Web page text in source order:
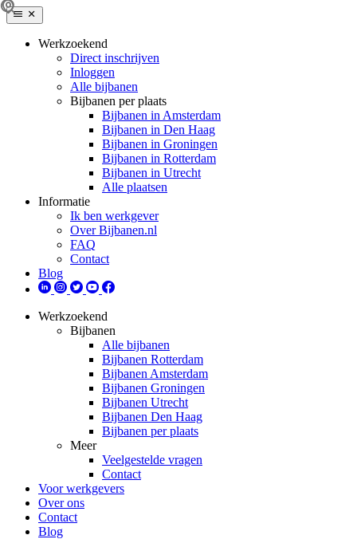
Werkzoekend
Direct inschrijven
Inloggen
Alle bijbanen
Bijbanen per plaats
Bijbanen in Amsterdam
Bijbanen in Den Haag
Bijbanen in Groningen
Bijbanen in Rotterdam
Bijbanen in Utrecht
Alle plaatsen
Informatie
Ik ben werkgever
Over Bijbanen.nl
FAQ
Contact
Blog
Werkzoekend
Bijbanen
Alle bijbanen
Bijbanen Rotterdam
Bijbanen Amsterdam
Bijbanen Groningen
Bijbanen Utrecht
Bijbanen Den Haag
Bijbanen per plaats
Meer
Veelgestelde vragen
Contact
Voor werkgevers
Over ons
Contact
Blog